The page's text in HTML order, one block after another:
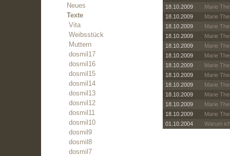
Neues
Texte
Vita
Weibsstück
Muttern
dosmil17
dosmil16
dosmil15
dosmil14
dosmil13
dosmil12
dosmil11
dosmil10
dosmil9
dosmil8
dosmil7
18.10.2009
Marie
18.10.2009
Marie
18.10.2009
Marie
18.10.2009
Marie
18.10.2009
Marie
18.10.2009
Marie
18.10.2009
Marie
18.10.2009
Marie
18.10.2009
Marie
18.10.2009
Marie
18.10.2009
Marie
18.10.2009
Marie
01.10.2004
Warum